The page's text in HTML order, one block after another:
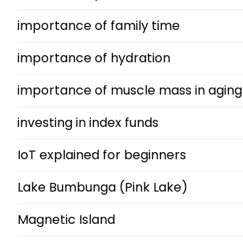
importance of family time
importance of hydration
importance of muscle mass in aging
investing in index funds
IoT explained for beginners
Lake Bumbunga (Pink Lake)
Magnetic Island